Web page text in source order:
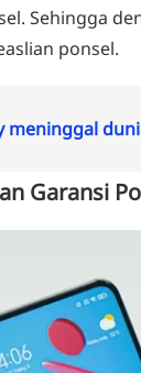
Sehingga
ponsel.
meninggal
Garansi